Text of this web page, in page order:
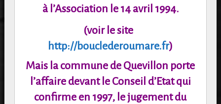
à l’Association le 14 avril 1994.
(voir le site
http://bouclederoumare.fr)
Mais la commune de Quevillon porte
l’affaire devant le Conseil d’Etat qui
confirme en 1997, le jugement du